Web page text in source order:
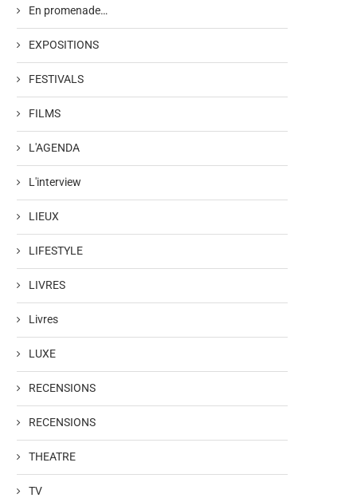
En promenade…
EXPOSITIONS
FESTIVALS
FILMS
L'AGENDA
L'interview
LIEUX
LIFESTYLE
LIVRES
Livres
LUXE
RECENSIONS
RECENSIONS
THEATRE
TV